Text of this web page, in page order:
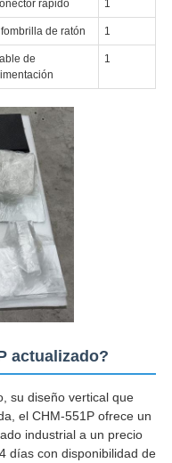
rápido 1
de ratón 1
de
1
actualizado?
su diseño vertical que
el CHM-551P ofrece un
industrial a un precio
días con disponibilidad de